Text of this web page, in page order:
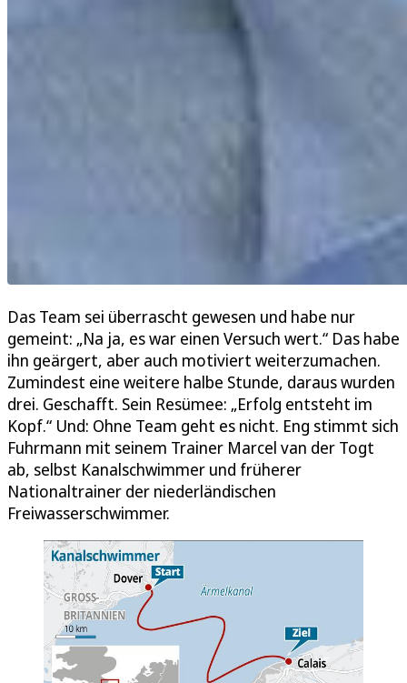
Das Team sei überrascht gewesen und habe nur
gemeint: „Na ja, es war einen Versuch wert.“ Das habe
ihn geärgert, aber auch motiviert weiterzumachen.
Zumindest eine weitere halbe Stunde, daraus wurden
drei. Geschafft. Sein Resümee: „Erfolg entsteht im
Kopf.“ Und: Ohne Team geht es nicht. Eng stimmt sich
Fuhrmann mit seinem Trainer Marcel van der Togt
ab, selbst Kanalschwimmer und früherer
Nationaltrainer der niederländischen
Freiwasserschwimmer.